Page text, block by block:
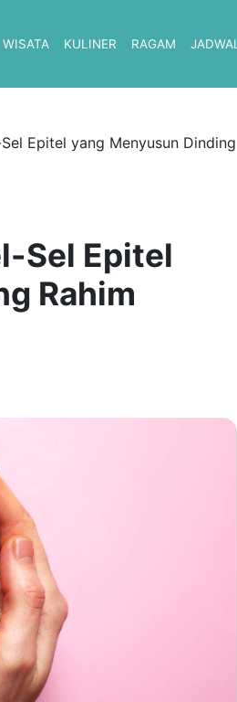
WISATA KULINER RAGAM
Epitel yang Menyusun Dinding
Sel Epitel
Rahim